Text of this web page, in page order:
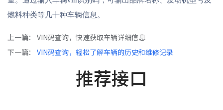
燃料种类等几十种车辆信息。
上一篇：
VIN码查询，快速获取车辆详细信息
下一篇：
VIN码查询，轻松了解车辆的历史和维修记录
推荐接口